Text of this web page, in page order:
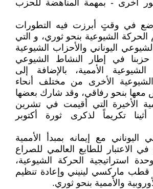
أخرى - بمهمة المناهضة للحزب
في وقتٍ أبرزت فيه التطورات
الشيوعية بنحو ثوري، و التي
اليوناني والأحزاب الشيوعية
حزبنا في إطار النشاط الشيوعي
الشيوعية الأممية، بالإضافة إلى
الأخرى من مختلف أنحاء
معها بنحو رفاقي، وقد شارك بعضها
الأخيرة التي أقيمت في تشرين
أثينا تكريماً لذكرى ثورة أكتوبر
مع إيمانه بمبدأ الأممية
في الاعتبار للطابع العالمي للصراع
استراتيجية الحركة الشيوعية،
ماركسي لينيني وإعادة تنظيم
والأممية بنحو ثوري.